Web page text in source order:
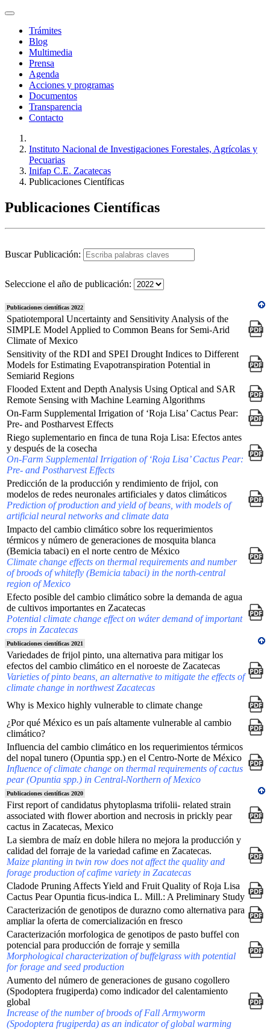
Trámites
Blog
Multimedia
Prensa
Agenda
Acciones y programas
Documentos
Transparencia
Contacto
Instituto Nacional de Investigaciones Forestales, Agrícolas y
Pecuarias
Inifap C.E. Zacatecas
Publicaciones Científicas
Publicaciones Científicas
Buscar Publicación:
Seleccione el año de publicación:
Publicaciones científicas 2022
Spatiotemporal Uncertainty and Sensitivity Analysis of the
SIMPLE Model Applied to Common Beans for Semi-Arid
Climate of Mexico
Sensitivity of the RDI and SPEI Drought Indices to Different
Models for Estimating Evapotranspiration Potential in
Semiarid Regions
Flooded Extent and Depth Analysis Using Optical and SAR
Remote Sensing with Machine Learning Algorithms
On-Farm Supplemental Irrigation of ‘Roja Lisa’ Cactus Pear:
Pre- and Postharvest Effects
Riego suplementario en finca de tuna Roja Lisa: Efectos antes
y después de la cosecha
On-Farm Supplemental Irrigation of ‘Roja Lisa’ Cactus Pear:
Pre- and Postharvest Effects
Predicción de la producción y rendimiento de frijol, con
modelos de redes neuronales artificiales y datos climáticos
Prediction of production and yield of beans, with models of
artificial neural networks and climate data
Impacto del cambio climático sobre los requerimientos
térmicos y número de generaciones de mosquita blanca
(Bemicia tabaci) en el norte centro de México
Climate change effects on thermal requirements and number
of broods of whitefly (Bemicia tabaci) in the north-central
region of Mexico
Efecto posible del cambio climático sobre la demanda de agua
de cultivos importantes en Zacatecas
Potential climate change effect on wáter demand of important
crops in Zacatecas
Publicaciones científicas 2021
Variedades de frijol pinto, una alternativa para mitigar los
efectos del cambio climático en el noroeste de Zacatecas
Varieties of pinto beans, an alternative to mitigate the effects of
climate change in northwest Zacatecas
Why is Mexico highly vulnerable to climate change
¿Por qué México es un país altamente vulnerable al cambio
climático?
Influencia del cambio climático en los requerimientos térmicos
del nopal tunero (Opuntia spp.) en el Centro-Norte de México
Influence of climate change on thermal requirements of cactus
pear (Opuntia spp.) in Central-Northern of Mexico
Publicaciones científicas 2020
First report of candidatus phytoplasma trifolii- related strain
associated with flower abortion and necrosis in prickly pear
cactus in Zacatecas, Mexico
La siembra de maíz en doble hilera no mejora la producción y
calidad del forraje de la variedad cafime en Zacatecas.
Maize planting in twin row does not affect the quality and
forage production of cafime variety in Zacatecas
Cladode Pruning Affects Yield and Fruit Quality of Roja Lisa
Cactus Pear Opuntia ficus-indica L. Mill.: A Preliminary Study
Caracterización de genotipos de durazno como alternativa para
ampliar la oferta de comercialización en fresco
Caracterización morfologica de genotipos de pasto buffel con
potencial para producción de forraje y semilla
Morphological characterization of buffelgrass with potential
for forage and seed production
Aumento del número de generaciones de gusano cogollero
(Spodoptera frugiperda) como indicador del calentamiento
global
Increase of the number of broods of Fall Armyworm
(Spodoptera frugiperda) as an indicator of global warming